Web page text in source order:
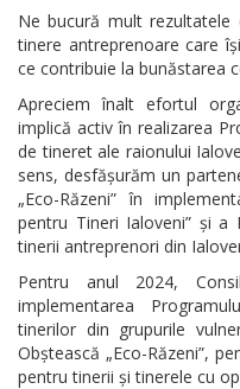
Ne bucură mult rezultatele
tinere antreprenoare care
ce contribuie la bunăstarea
Apreciem înalt efortul
implică activ în realizarea
de tineret ale raionului
sens, desfășurăm un
„Eco-Răzeni” în
pentru Tineri Ialoveni” și a
tinerii antreprenori din
Pentru anul 2024,
implementarea
tinerilor din grupurile
Obștească „Eco-Răzeni”,
pentru tinerii și tinerele cu